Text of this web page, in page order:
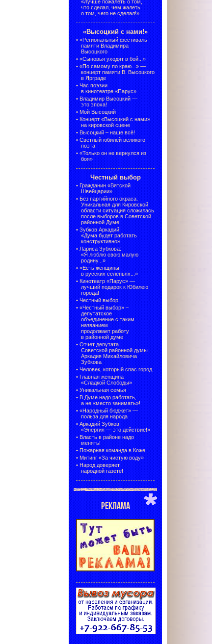
«Лучше пожалеть о том,
что сделал, чем жалеть
о том, чего не сделал!»
«Высоцкий с нами!»
• «Региональный фестиваль
памяти Владимира
Высоцкого
• «Сыновья уходят в бой...»
• «По самому по краю...» —
концерт памяти В. Высоцкого
в Ярграде
• Час поэзии
в кинотеатре «Парус»
• Владимир Высоцкий —
это эпоха!
• Мой Высоцкий
• Концерт «Высоцкий с нами»
на кировской сцене
• Высоцкий – наше всё!
• Светлый юбилей великого
поэта
• «Только он не вернулся из
боя»
Честный выбор
• Гражданин «Вятской
Швейцарии»
• Без партийного окраса.
Уникальная для Кировской
области ситуация сложилась
после выборов в Советской
районной Думе
• Зубков Аркадий:
«Дума будет работать
конструктивно»
• Лариса Зубкова:
«Я люблю свою малую
родину...»
• «Есть женщины
в русских селеньях...»
• Кинотеатр «Парус» —
лучший подарок к Юбилею
города!
• Честный выбор
• «Честный выбор» –
депутатское
объединение с таким
названием
продолжает работу
в районной думе
• Отчет депутата
Советской районной думы
Аркадия Михайловича
Зубкова
• Человек, который спас город
• Главная женщина
«Сладкой Слободы»
• Уникальная семья
• В Думе надо работать,
а не «место занимать»!
• «Народный бюджет» —
польза для народа
• Аркадий Зубков:
«Энергия — это действие!»
• Власть в районе надо
менять!
• Пожарная команда в Коже
• Митинг «За чистую воду»
• Народ доверяет
народной газете!
РЕКЛАМА